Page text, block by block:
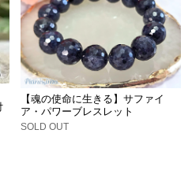
【魂の使命に生きる】サファイ
ア・パワーブレスレット
SOLD OUT